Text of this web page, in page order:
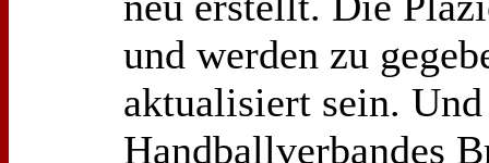
und werden zu
aktualisiert sein.
Handballverbandes